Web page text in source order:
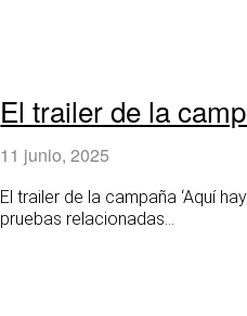
El trailer de la
11 junio, 2025
El trailer de la campaña ‘Aquí
pruebas relacionadas...